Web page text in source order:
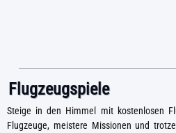
Flugzeugspiele
Steige in den Himmel mit kostenlosen
Flugzeuge, meistere Missionen und